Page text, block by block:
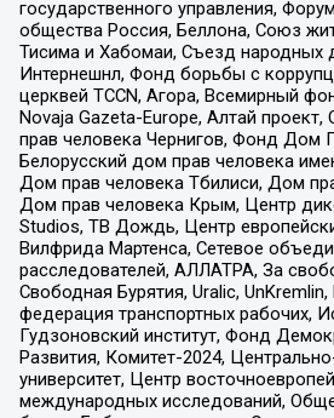
государственного управления,
общества Россия, Беллона, Союз
Тисима и Хабомаи, Съезд народных
Интернешнл, Фонд борьбы с
церквей TCCN, Агора, Всемирный
Novaja Gazeta-Europe, Алтай
прав человека Чернигов, Фонд Дом
Белорусский дом прав человека
Дом прав человека Тбилиси, Дом
Дом прав человека Крым, Центр
Studios, ТВ Дождь, Центр
Вилфрида Мартенса, Сетевое
расследователей, АЛЛАТРА, За
Свободная Бурятия, Uralic,
федерация транспортных рабочих,
Гудзоновский институт, Фонд
Развития, Комитет-2024,
университет, Центр
международных исследований,